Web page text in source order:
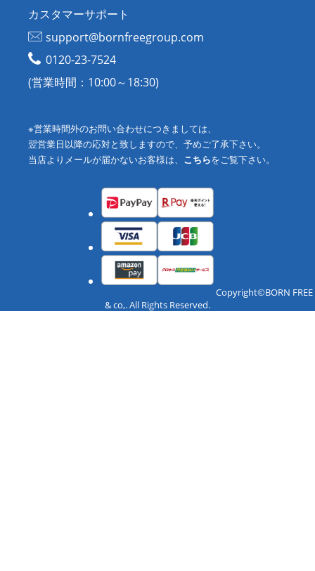
カスタマーサポート
support@bornfreegroup.com
0120-23-7524
(営業時間：10:00～18:30)
※営業時間外のお問い合わせにつきましては、
翌営業日以降の応対と致しますので、予めご了承下さい。
当店よりメールが届かないお客様は、 こちらをご覧下さい。
Copyright©BORN FREE
& co,. All Rights Reserved.